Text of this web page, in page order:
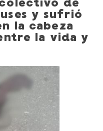
de
y sufrió
la cabeza
la vida y